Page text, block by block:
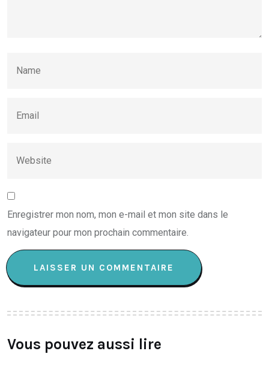
Enregistrer mon nom, mon e-mail et mon site dans le
navigateur pour mon prochain commentaire.
Vous pouvez aussi lire